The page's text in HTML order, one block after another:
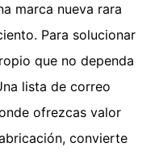
marca nueva rara
Para solucionar
que no dependa
lista de correo
ofrezcas valor
convierte